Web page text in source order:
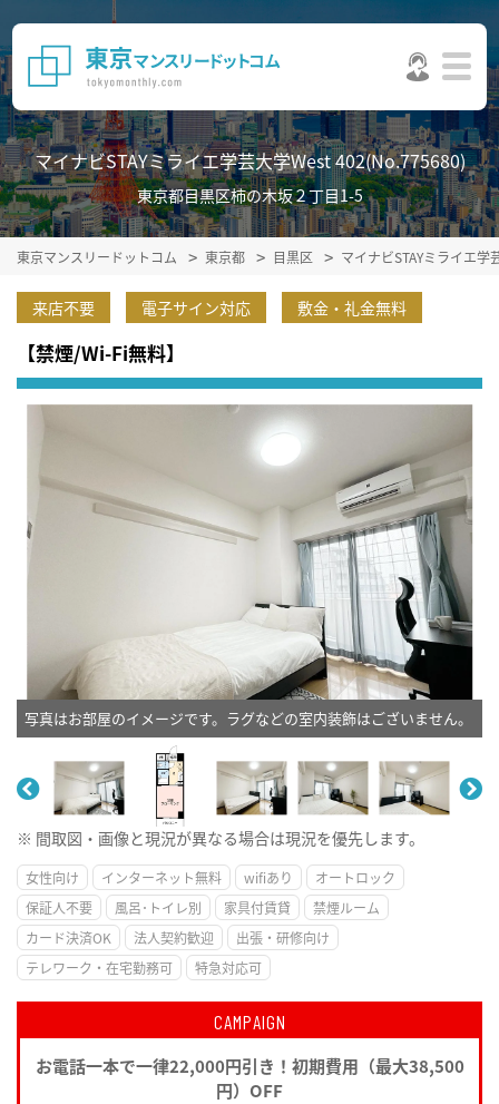
マイナビSTAYミライエ学芸大学West 402(No.775680)
東京都目黒区柿の木坂２丁目1-5
東京マンスリードットコム 東京都 目黒区 マイナビSTAYミライエ
来店不要 電子サイン対応 敷金・礼金無料
【禁煙/Wi-Fi無料】
写真はお部屋のイメージです。ラグなどの室内装飾はございません。
※ 間取図・画像と現況が異なる場合は現況を優先します。
女性向け インターネット無料 wifiあり
オートロック
保証人不要
風呂･トイレ別 家具付賃貸
禁煙ルーム
カード決済OK
法人契約歓迎
出張・研修向け
テレワーク・在宅勤務可
特急対応可
CAMPAIGN
お電話一本で一律22,000円引き！初期費用（最大38,500
円）OFF